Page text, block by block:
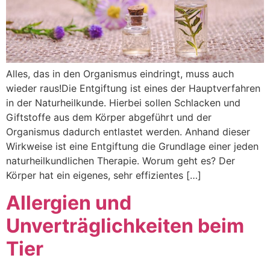
Alles, das in den Organismus eindringt, muss auch
wieder raus!Die Entgiftung ist eines der Hauptverfahren
in der Naturheilkunde. Hierbei sollen Schlacken und
Giftstoffe aus dem Körper abgeführt und der
Organismus dadurch entlastet werden. Anhand dieser
Wirkweise ist eine Entgiftung die Grundlage einer jeden
naturheilkundlichen Therapie. Worum geht es? Der
Körper hat ein eigenes, sehr effizientes […]
Allergien und
Unverträglichkeiten beim
Tier